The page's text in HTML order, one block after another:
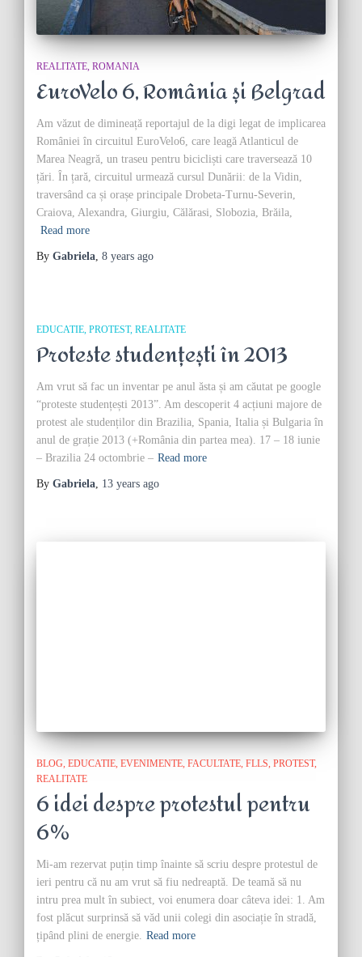
REALITATE ROMANIA
EuroVelo 6, România și Belgrad
Am văzut de dimineață reportajul de la digi legat de implicarea
României în circuitul EuroVelo6, care leagă Atlanticul de
Marea Neagră, un traseu pentru bicicliști care traversează 10
țări. În țară, circuitul urmează cursul Dunării: de la Vidin,
traversând ca și orașe principale Drobeta-Turnu-Severin,
Craiova, Alexandra, Giurgiu, Călărasi, Slobozia, Brăila,
Read more
By Gabriela, 8 years ago
EDUCATIE PROTEST REALITATE
Proteste studențești în 2013
Am vrut să fac un inventar pe anul ăsta și am căutat pe google
“proteste studențești 2013”. Am descoperit 4 acțiuni majore de
protest ale studenților din Brazilia, Spania, Italia și Bulgaria în
anul de grație 2013 (+România din partea mea). 17 – 18 iunie
– Brazilia 24 octombrie – Read more
By Gabriela, 13 years ago
BLOG EDUCATIE EVENIMENTE FACULTATE FLLS PROTEST
REALITATE
6 idei despre protestul pentru
6%
Mi-am rezervat puțin timp înainte să scriu despre protestul de
ieri pentru că nu am vrut să fiu nedreaptă. De teamă să nu
intru prea mult în subiect, voi enumera doar câteva idei: 1. Am
fost plăcut surprinsă să văd unii colegi din asociație în stradă,
țipând plini de energie. Read more